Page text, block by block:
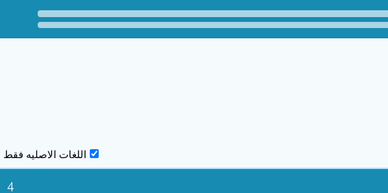
اللغات الاصليه فقط
4